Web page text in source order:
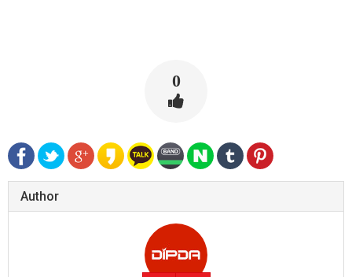
0
Author